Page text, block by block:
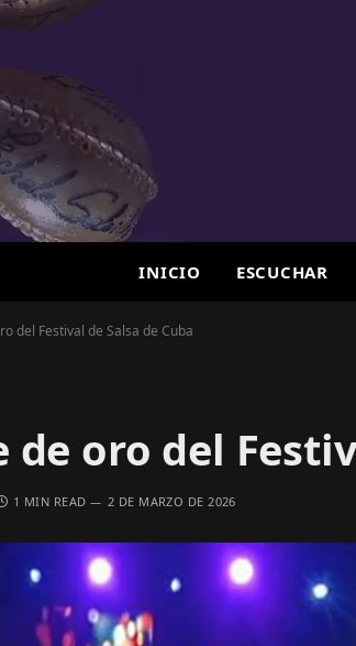
INICIO ESCUCHAR
del Festival de Salsa de Cuba
de oro del
1 MIN READ 2 DE MARZO DE 2026